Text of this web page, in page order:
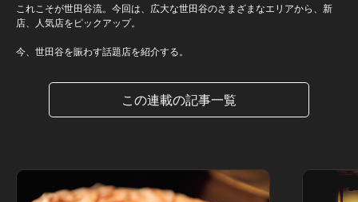
これこそが世田谷流。今回は、広大な世田谷のさまざまなエリアから、新
店、人気店をピックアップ。
今、世田谷を賑わす話題店を紹介する。
この連載の記事一覧